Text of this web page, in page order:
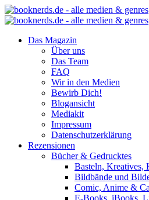
Das Magazin
Über uns
Das Team
FAQ
Wir in den Medien
Bewirb Dich!
Blogansicht
Mediakit
Impressum
Datenschutzerklärung
Rezensionen
Bücher & Gedrucktes
Basteln, Kreatives,
Bildbände und
Comic, Anime &
E-Books, iBooks,